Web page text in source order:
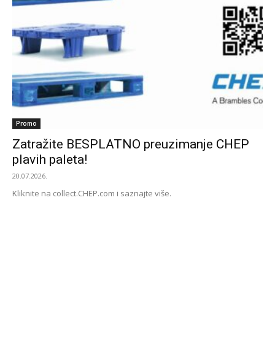
Promo
Zatražite BESPLATNO preuzimanje CHEP
plavih paleta!
20.07.2026.
Kliknite na collect.CHEP.com i saznajte više.